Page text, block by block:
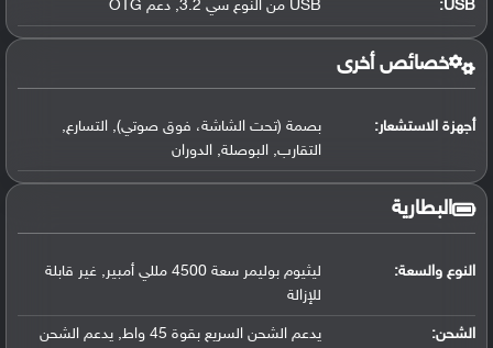
USB
: USB من النوع سي 3.2, دعم OTG
خصائص أخرى
أجهزة الاستشعار:
بصمة (تحت الشاشة، فوق صوتي), التسارع,
التقارب, البوصلة, الدوران
البطارية
النوع والسعة:
ليثيوم بوليمر سعة 4500 مللي أمبير, غير قابلة
للإزالة
الشحن:
يدعم الشحن السريع بقوة 45 واط, يدعم الشحن